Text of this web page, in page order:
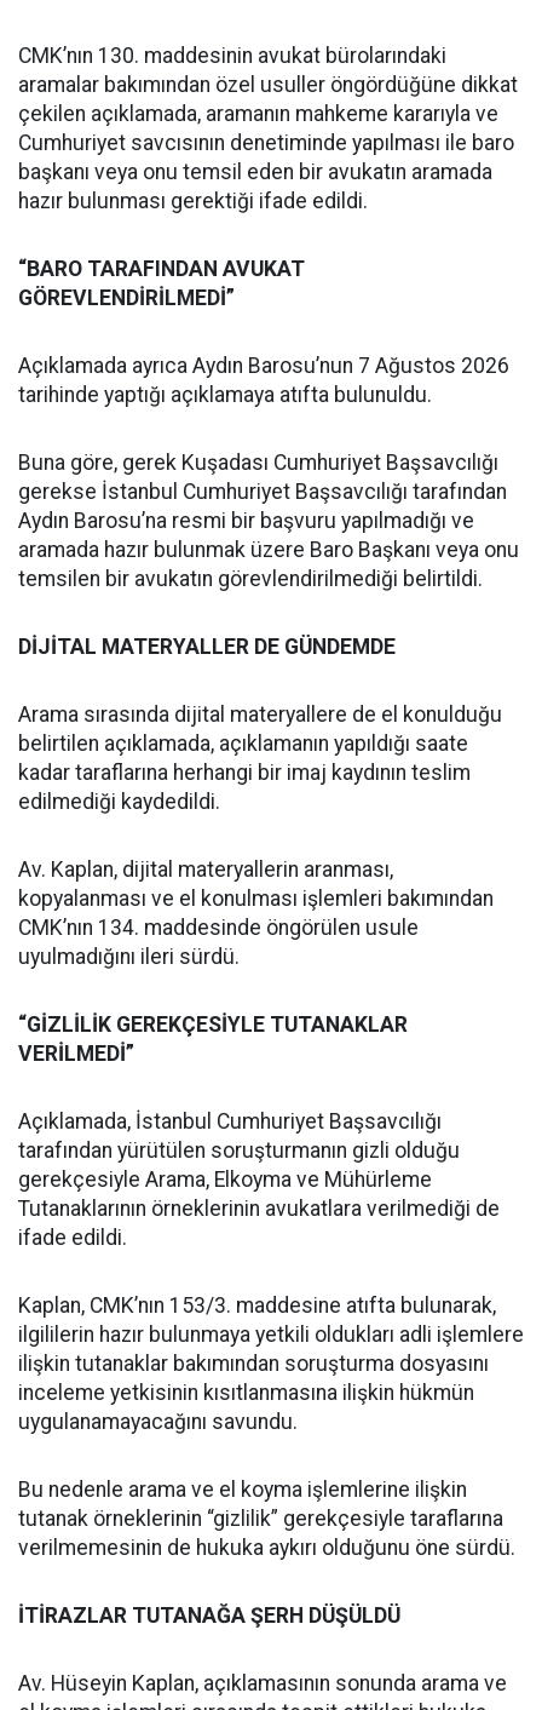
CMK’nın 130. maddesinin avukat bürolarındaki
aramalar bakımından özel usuller öngördüğüne dikkat
çekilen açıklamada, aramanın mahkeme kararıyla ve
Cumhuriyet savcısının denetiminde yapılması ile baro
başkanı veya onu temsil eden bir avukatın aramada
hazır bulunması gerektiği ifade edildi.
“BARO TARAFINDAN AVUKAT
GÖREVLENDİRİLMEDİ”
Açıklamada ayrıca Aydın Barosu’nun 7 Ağustos 2026
tarihinde yaptığı açıklamaya atıfta bulunuldu.
Buna göre, gerek Kuşadası Cumhuriyet Başsavcılığı
gerekse İstanbul Cumhuriyet Başsavcılığı tarafından
Aydın Barosu’na resmi bir başvuru yapılmadığı ve
aramada hazır bulunmak üzere Baro Başkanı veya onu
temsilen bir avukatın görevlendirilmediği belirtildi.
DİJİTAL MATERYALLER DE GÜNDEMDE
Arama sırasında dijital materyallere de el konulduğu
belirtilen açıklamada, açıklamanın yapıldığı saate
kadar taraflarına herhangi bir imaj kaydının teslim
edilmediği kaydedildi.
Av. Kaplan, dijital materyallerin aranması,
kopyalanması ve el konulması işlemleri bakımından
CMK’nın 134. maddesinde öngörülen usule
uyulmadığını ileri sürdü.
“GİZLİLİK GEREKÇESİYLE TUTANAKLAR
VERİLMEDİ”
Açıklamada, İstanbul Cumhuriyet Başsavcılığı
tarafından yürütülen soruşturmanın gizli olduğu
gerekçesiyle Arama, Elkoyma ve Mühürleme
Tutanaklarının örneklerinin avukatlara verilmediği de
ifade edildi.
Kaplan, CMK’nın 153/3. maddesine atıfta bulunarak,
ilgililerin hazır bulunmaya yetkili oldukları adli işlemlere
ilişkin tutanaklar bakımından soruşturma dosyasını
inceleme yetkisinin kısıtlanmasına ilişkin hükmün
uygulanamayacağını savundu.
Bu nedenle arama ve el koyma işlemlerine ilişkin
tutanak örneklerinin “gizlilik” gerekçesiyle taraflarına
verilmemesinin de hukuka aykırı olduğunu öne sürdü.
İTİRAZLAR TUTANAĞA ŞERH DÜŞÜLDÜ
Av. Hüseyin Kaplan, açıklamasının sonunda arama ve